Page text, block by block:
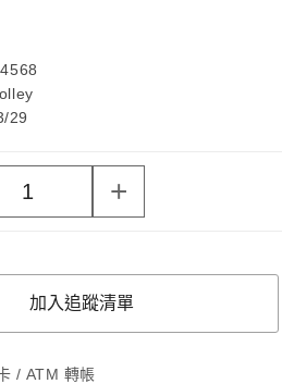
29
+
加入追蹤清單
/ ATM 轉帳